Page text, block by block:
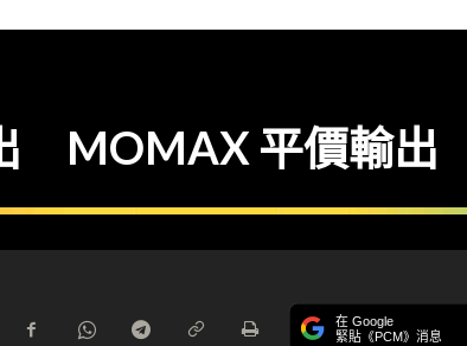
MOMAX 平價輸出
在 Google
緊貼《PCM》消息